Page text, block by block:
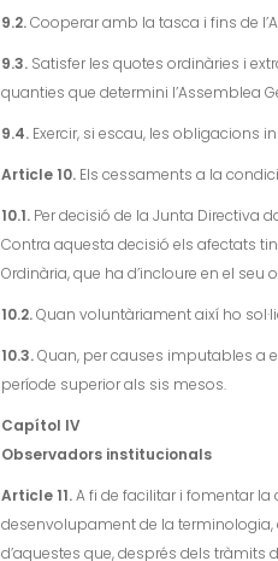
9.2.Cooperar amb la tasca i fins de
9.3. Satisfer les quotes ordinàries i
quanties que determini l’Assemblea
9.4. Exercir, si escau, les obligacions
Article 10. Els cessaments a la
10.1. Per decisió de la Junta Directiva
Contra aquesta decisió els afectats
Ordinària, que ha d’incloure en el
10.2.Quan voluntàriament així ho
10.3.Quan, per causes imputables a
període superior als sis mesos.
Capítol IV
Observadors institucionals
Article 11.A fi de facilitar i fomentar la
desenvolupament de la
d’aquestes que, després dels tràmits